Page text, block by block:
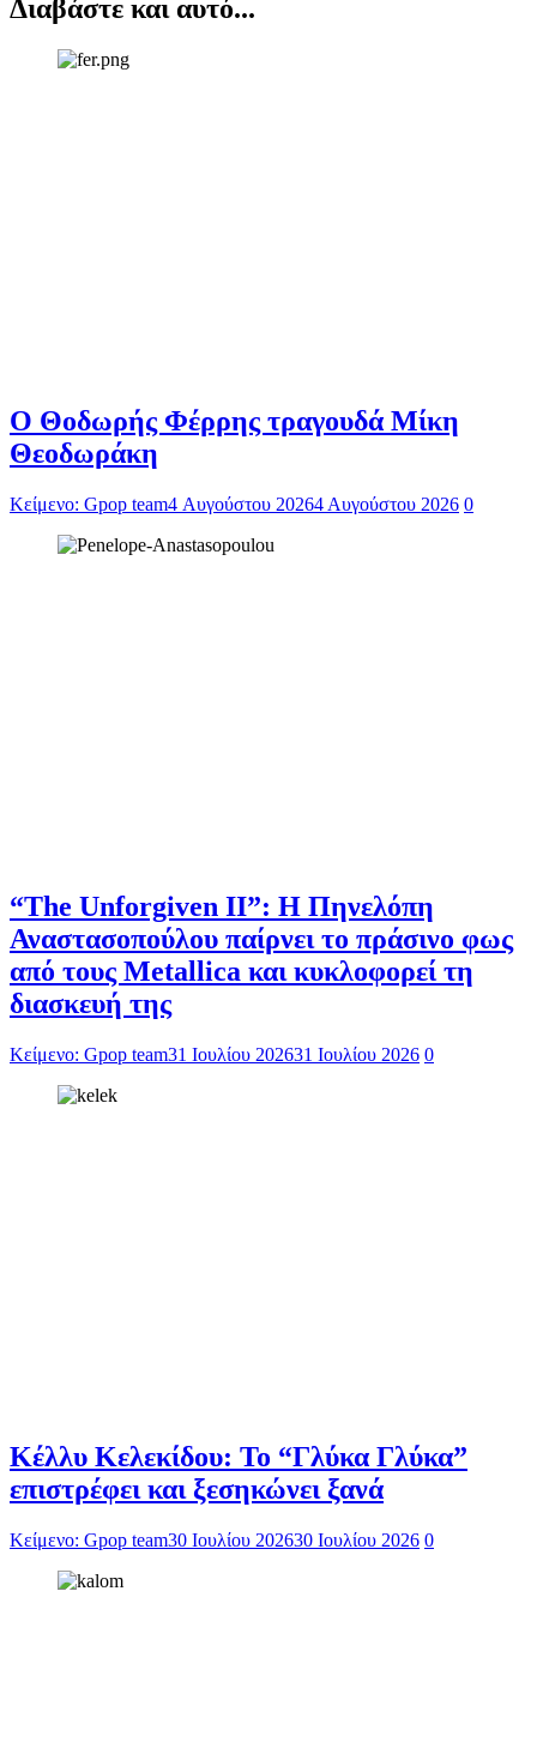
Διαβάστε και αυτό...
Ο Θοδωρής Φέρρης τραγουδά Μίκη
Θεοδωράκη
Κείμενο: Gpop team4 Αυγούστου 20264 Αυγούστου 2026 0
“The Unforgiven II”: Η Πηνελόπη
Αναστασοπούλου παίρνει το πράσινο φως
από τους Metallica και κυκλοφορεί τη
διασκευή της
Κείμενο: Gpop team31 Ιουλίου 202631 Ιουλίου 2026 0
Κέλλυ Κελεκίδου: Το “Γλύκα Γλύκα”
επιστρέφει και ξεσηκώνει ξανά
Κείμενο: Gpop team30 Ιουλίου 202630 Ιουλίου 2026 0